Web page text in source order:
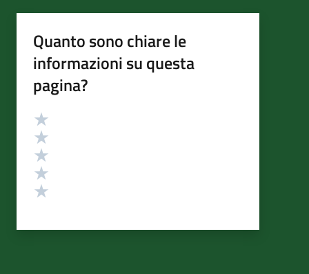
Quanto sono chiare le
informazioni su questa
pagina?
Valutazione